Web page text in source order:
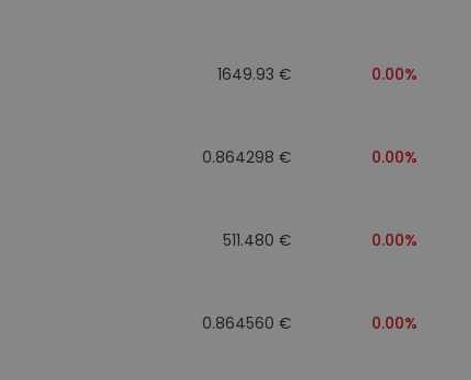
1649.93 € 0.00%
0.864298 € 0.00%
511.480 € 0.00%
0.864560 € 0.00%